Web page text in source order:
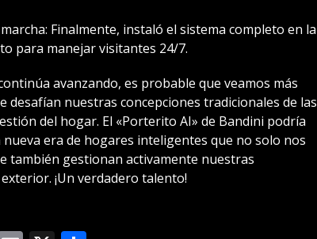
Finalmente, instaló el sistema completo en la
para manejar visitantes 24/7.
avanzando, es probable que veamos más
desafían nuestras concepciones tradicionales de las
del hogar. El «Porterito AI» de Bandini podría
era de hogares inteligentes que no solo nos
también gestionan activamente nuestras
¡Un verdadero talento!